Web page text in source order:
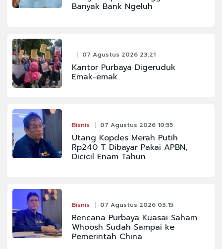
Banyak Bank Ngeluh
07 Agustus 2026 23:21
Kantor Purbaya Digeruduk
Emak-emak
Bisnis 07 Agustus 2026 10:55
Utang Kopdes Merah Putih
Rp240 T Dibayar Pakai APBN,
Dicicil Enam Tahun
Bisnis 07 Agustus 2026 03:15
Rencana Purbaya Kuasai Saham
Whoosh Sudah Sampai ke
Pemerintah China